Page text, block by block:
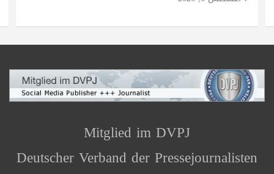
Mitglied im DVPJ
Deutscher Verband der Pressejournalisten